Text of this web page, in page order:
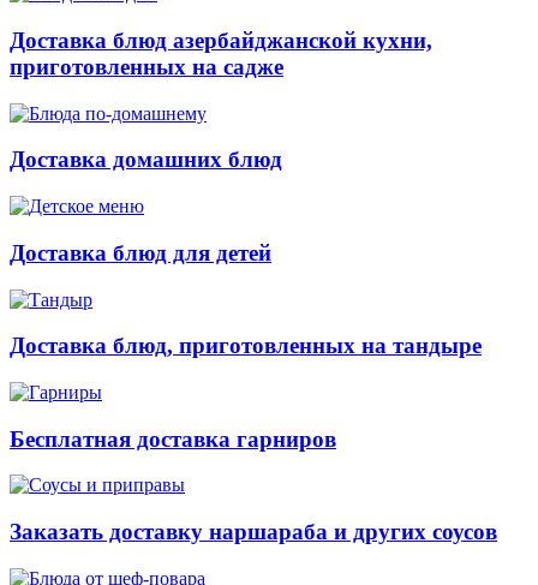
Доставка блюд азербайджанской кухни,
приготовленных на садже
Доставка домашних блюд
Доставка блюд для детей
Доставка блюд, приготовленных на тандыре
Бесплатная доставка гарниров
Заказать доставку наршараба и других соусов